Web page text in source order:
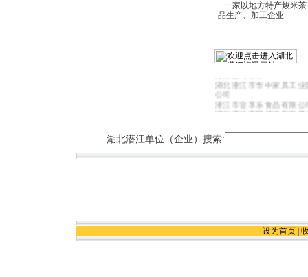
一家以地方特产焌米
品生产、加工企业
潜江市喜路汽车租赁服务
湖北潜江市华中家具工业
公司
潜江市尝享乐食品有限公
湖北潜江市荣越汽车租赁
潜江市华星广告有限公司
湖北潜江市金长城职业教
武汉建银汽车海马销售服
湖北潜江单位（企业）搜索:
设为首页